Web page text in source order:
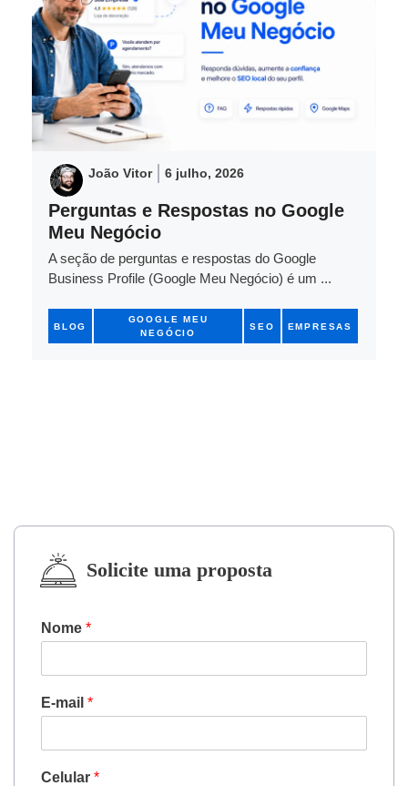
João Vitor 6 julho, 2026
Perguntas e Respostas no Google
Meu Negócio
A seção de perguntas e respostas do Google
Business Profile (Google Meu Negócio) é um ...
BLOG
GOOGLE MEU
NEGÓCIO
SEO EMPRESAS
Solicite uma proposta
Nome *
E-mail *
Celular *